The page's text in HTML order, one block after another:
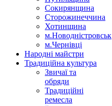
Сокирянщина
Сторожинеччина
Хотинщина
м.Новодністровськ
м.Чернівці
Народні майстри
Традиційна культура
Звичаї та
обряди
Традиційні
ремесла